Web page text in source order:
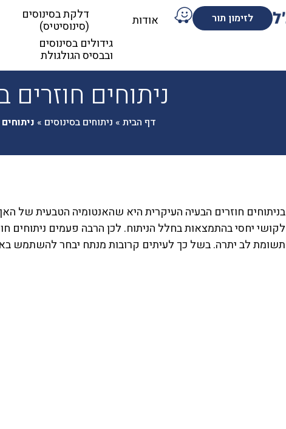
אודות דלקת בסינוסים
(סינוסיטיס)
גידולים בסינוסים
ובבסיס הגולגולת
לזימון תור
ניתוחים חוזרים
דף הבית » ניתוחים בסינוסים »
בניתוחים חוזרים הבעיה העיקרית היא שהאנטומיה הטבעית של
לקושי יחסי בהתמצאות בחלל הניתוח. לכן הרבה פעמים ניתוחים
תשומת לב יתרה. בשל כך לעיתים קרובות מנתח יבחר להשתמש